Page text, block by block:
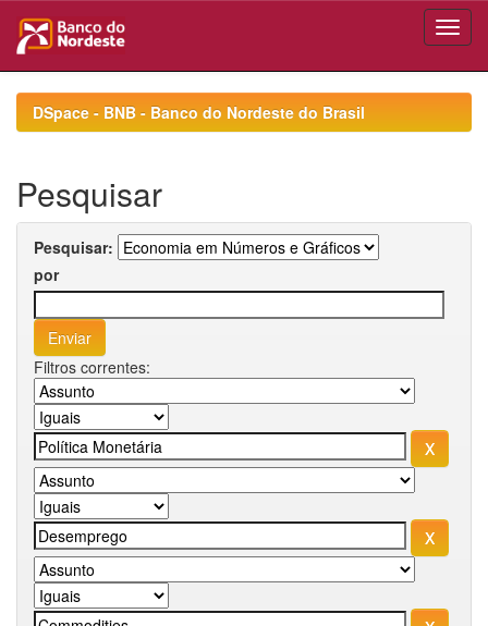
navigationDSpace - BNB - Banco do Nordeste do Brasil
Pesquisar
Pesquisar:
por
Filtros correntes: